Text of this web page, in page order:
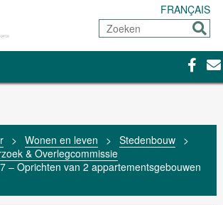
FRANÇAIS
Zoeken
Sturen
> Wonen en leven > Stedenbouw
>
& Overlegcommissie
– Oprichten van 2 appartementsgebouwen